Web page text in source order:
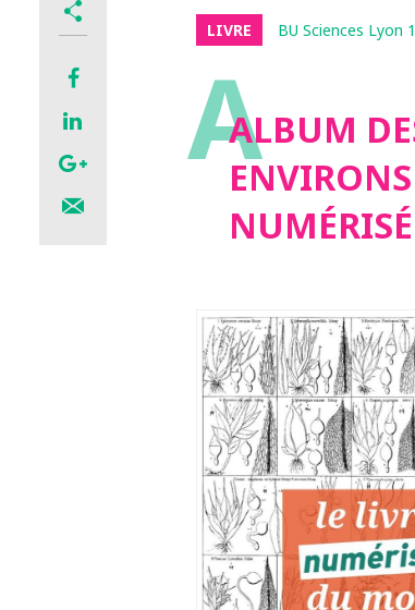
LIVRE BU Sciences Lyon 1
AALBUM
NUMÉRISÉ